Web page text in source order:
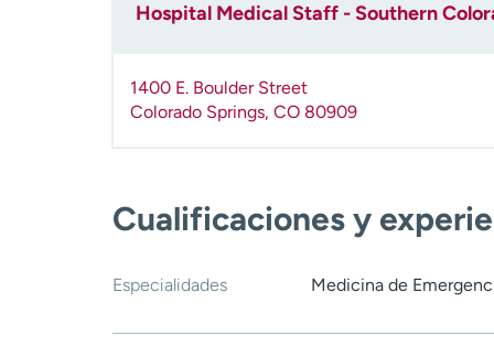
Hospital Medical Staff - Southern
1400 E. Boulder Street
Colorado Springs, CO 80909
Cualificaciones y
Especialidades Medicina de